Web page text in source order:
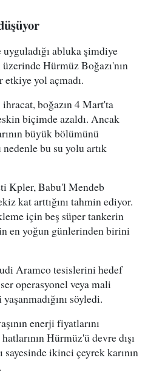
abluka şimdiye
Hürmüz Boğazı'nın
etkiye yol açmadı.
boğazın 4 Mart'ta
biçimde azaldı. Ancak
büyük bölümünü
nedenle bu su yolu artık
Kpler, Babu'l Mendeb
kat arttığını tahmin ediyor.
için beş süper tankerin
en yoğun günlerinden birini
Aramco tesislerini hedef
operasyonel veya mali
söyledi.
enerji fiyatlarını
Hürmüz'ü devre dışı
sayesinde ikinci çeyrek karının